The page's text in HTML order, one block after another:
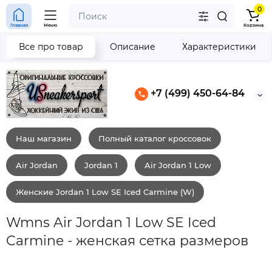
+7 (499) 450-64-84
Главная Меню
0
Корзина
Наш магазин Полный каталог кроссовок
Air Jordan Jordan 1 Air Jordan 1 Low
Женские Jordan 1 Low SE Iced Carmine (W)
Wmns Air Jordan 1 Low SE Iced
Carmine - женская сетка размеров
Все про товар Описание Характеристики